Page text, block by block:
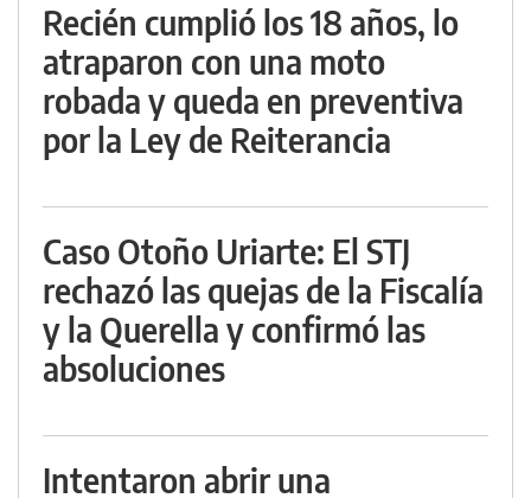
Recién cumplió los 18 años, lo
atraparon con una moto
robada y queda en preventiva
por la Ley de Reiterancia
Caso Otoño Uriarte: El STJ
rechazó las quejas de la Fiscalía
y la Querella y confirmó las
absoluciones
Intentaron abrir una